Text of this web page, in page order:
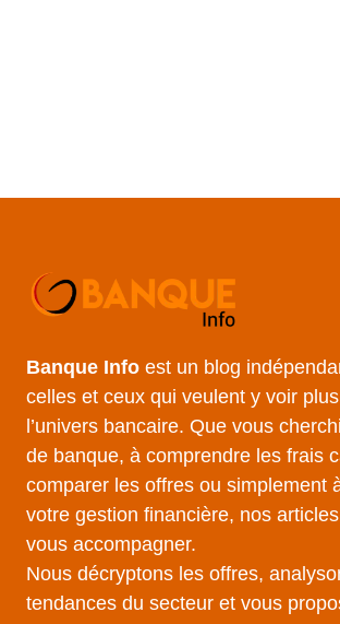
Banque Info est un blog
celles et ceux qui veulent y voir
l’univers bancaire. Que vous
de banque, à comprendre les frais
comparer les offres ou simplement
votre gestion financière, nos
vous accompagner.
Nous décryptons les offres,
tendances du secteur et vous